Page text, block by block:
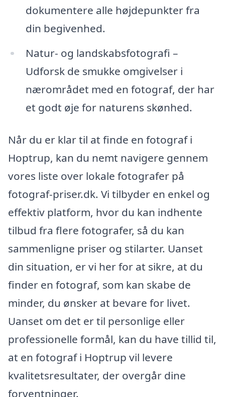
dokumentere alle højdepunkter fra
din begivenhed.
Natur- og landskabsfotografi –
Udforsk de smukke omgivelser i
nærområdet med en fotograf, der har
et godt øje for naturens skønhed.
Når du er klar til at finde en fotograf i
Hoptrup, kan du nemt navigere gennem
vores liste over lokale fotografer på
fotograf-priser.dk. Vi tilbyder en enkel og
effektiv platform, hvor du kan indhente
tilbud fra flere fotografer, så du kan
sammenligne priser og stilarter. Uanset
din situation, er vi her for at sikre, at du
finder en fotograf, som kan skabe de
minder, du ønsker at bevare for livet.
Uanset om det er til personlige eller
professionelle formål, kan du have tillid til,
at en fotograf i Hoptrup vil levere
kvalitetsresultater, der overgår dine
forventninger.